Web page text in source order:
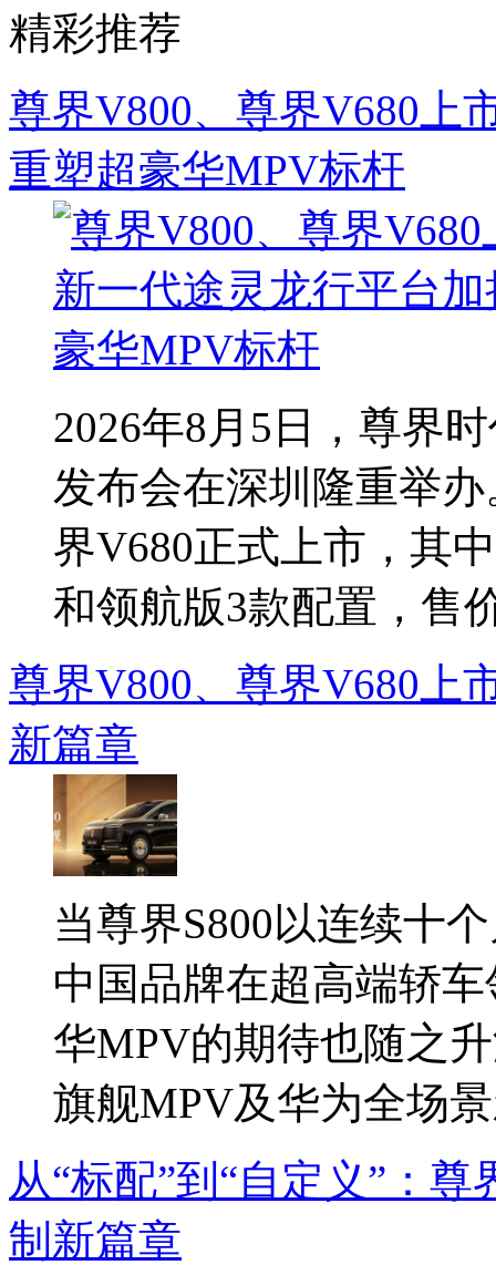
精彩推荐
尊界V800、尊界V680上
重塑超豪华MPV标杆
2026年8月5日，尊界
发布会在深圳隆重举
界V680正式上市，其
和领航版3款配置，售
尊界V800、尊界V680上
新篇章
当尊界S800以连续十
中国品牌在超高端轿
华MPV的期待也随之
旗舰MPV及华为全场
从“标配”到“自定义”：
制新篇章